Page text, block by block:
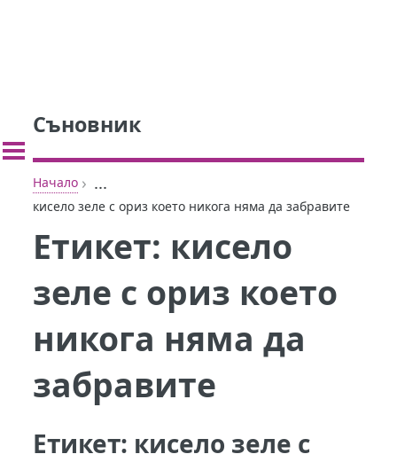
Съновник
Начало › ...
кисело зеле с ориз което никога няма да забравите
Етикет: кисело
зеле с ориз което
никога няма да
забравите
Етикет: кисело зеле с